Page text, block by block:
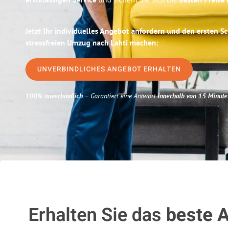
Jetzt Ihr individuelles Angebot anfordern und den ersten
stressfreien Umzug nach Lahti machen:
UNVERBINDLICHES ANGEBOT ERHALTEN
100% unverbindlich– Garantiert eine Antwortinnerhalb von 15
Erhalten Sie das beste